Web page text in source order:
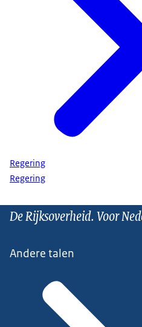
Regering
Regering
De Rijksoverheid. Voor
Andere talen